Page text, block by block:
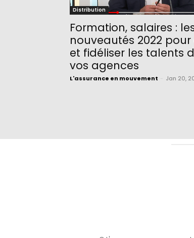
Distribution
Formation, salaires :
nouveautés 2022
et fidéliser les talents
vos agences
L'assurance en mouvement Jan 20,